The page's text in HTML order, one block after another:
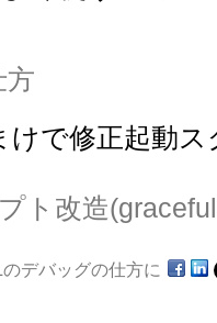
方
で修正起動
ト改造